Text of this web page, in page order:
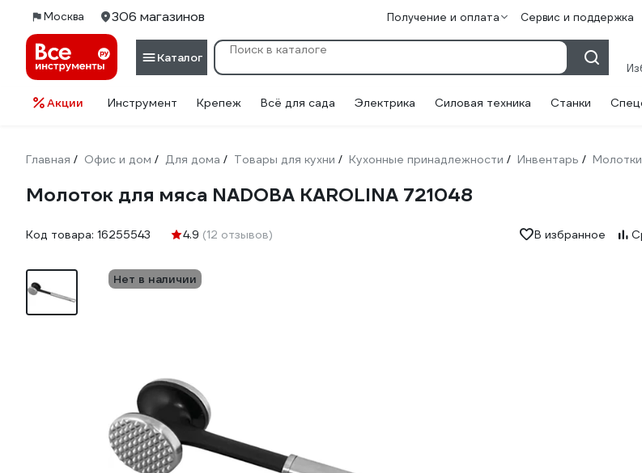
Москва 306 магазинов Получение и оплата Сервис и поддержка
Каталог
Акции Инструмент Крепеж Всё для сада Электрика Силовая техника Станки
Главная / Офис и дом / Для дома / Товары для кухни / Кухонные принадлежности / Инвентарь /
Молоток для мяса NADOBA KAROLINA 721048
Код товара: 16255543 4.9 (12 отзывов) В избранное
Нет в наличии